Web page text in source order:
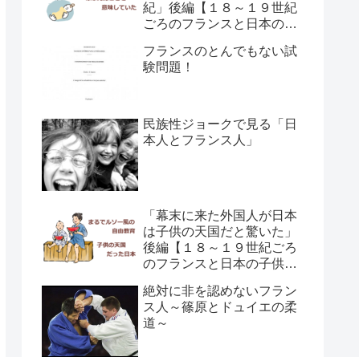
紀」後編【１８～１９世紀
ごろのフランスと日本の子
フランスのとんでもない試
験問題！
民族性ジョークで見る「日
本人とフランス人」
「幕末に来た外国人が日本
は子供の天国だと驚いた」
後編【１８～１９世紀ごろ
のフランスと日本の子供の
絶対に非を認めないフラン
ス人～篠原とドュイエの柔
道～